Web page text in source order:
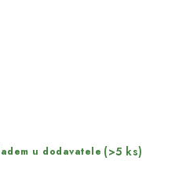
u dodavatele (>5 ks)